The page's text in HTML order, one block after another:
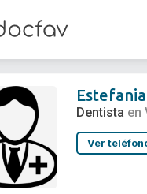
Estefania Cabrerizo Olivares
Dentista
Dentista en
Ver